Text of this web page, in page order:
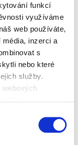
funkcí
využíváme
web používáte,
inzerci a
s
nebo které
služby.